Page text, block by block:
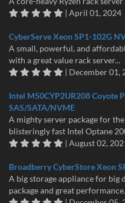
| April 01, 2024
CyberServe Xeon SP1-102G
A small, powerful, and
with a great value rack server...
| December 01,
Intel M50CYP2UR208 Coyote
SAS/SATA/NVME
A mighty server package for
blisteringly fast Intel Optane
| August 02,
Broadberry CyberStore Xeon
A big storage appliance for
package and great